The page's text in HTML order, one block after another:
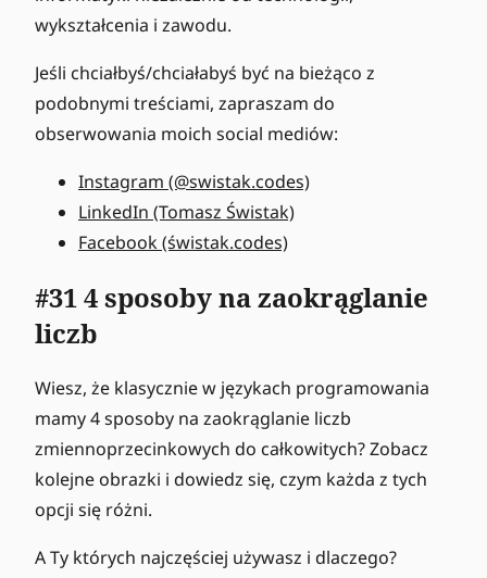
wykształcenia i zawodu.
Jeśli chciałbyś/chciałabyś być na bieżąco z
podobnymi treściami, zapraszam do
obserwowania moich social mediów:
Instagram (@swistak.codes)
LinkedIn (Tomasz Świstak)
Facebook (świstak.codes)
#31 4 sposoby na zaokrąglanie
liczb
Wiesz, że klasycznie w językach programowania
mamy 4 sposoby na zaokrąglanie liczb
zmiennoprzecinkowych do całkowitych? Zobacz
kolejne obrazki i dowiedz się, czym każda z tych
opcji się różni.
A Ty których najczęściej używasz i dlaczego?